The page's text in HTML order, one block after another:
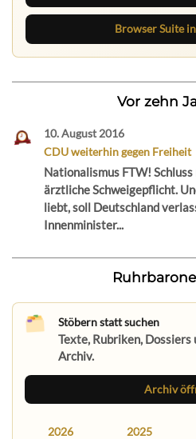
Browser Suite
Vor zehn
10. August 2016
CDU weiterhin gegen Freiheit
Nationalismus FTW!
ärztliche Schweigepflicht.
liebt, soll Deutschland
Innenminister...
Stöbern statt suchen
Texte, Rubriken, Dossiers
Archiv.
Archiv
2026 2025